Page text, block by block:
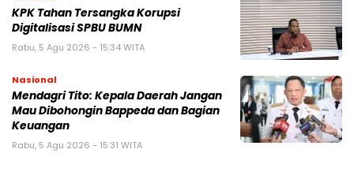
KPK Tahan Tersangka Korupsi
Digitalisasi SPBU BUMN
Rabu, 5 Agu 2026 - 15:34 WITA
Nasional
Mendagri Tito: Kepala Daerah Jangan
Mau Dibohongin Bappeda dan Bagian
Keuangan
Rabu, 5 Agu 2026 - 15:31 WITA